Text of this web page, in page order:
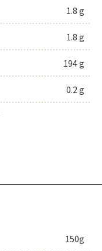
1.8 g
1.8 g
194 g
0.2 g
150g